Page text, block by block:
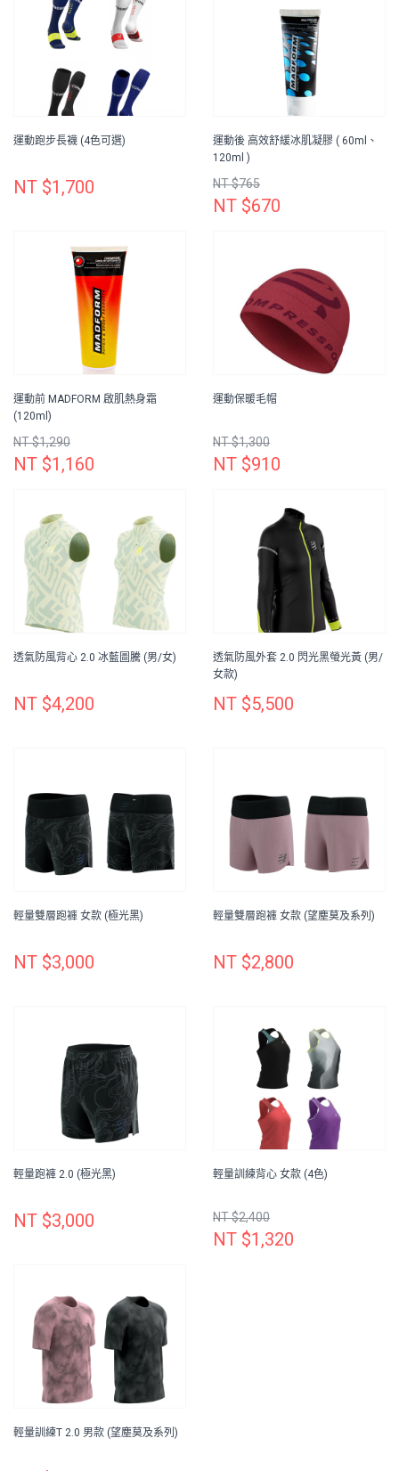
運動跑步長襪 (4色可選)
NT $1,700
運動後 高效舒緩冰肌凝膠 ( 60ml、
120ml )
NT $765
NT $670
運動前 MADFORM 啟肌熱身霜
(120ml)
NT $1,290
NT $1,160
運動保暖毛帽
NT $1,300
NT $910
透氣防風背心 2.0 冰藍圖騰 (男/女)
NT $4,200
透氣防風外套 2.0 閃光黑螢光黃 (男/
女款)
NT $5,500
輕量雙層跑褲 女款 (極光黑)
NT $3,000
輕量雙層跑褲 女款 (望塵莫及系列)
NT $2,800
輕量跑褲 2.0 (極光黑)
NT $3,000
輕量訓練背心 女款 (4色)
NT $2,400
NT $1,320
輕量訓練T 2.0 男款 (望塵莫及系列)